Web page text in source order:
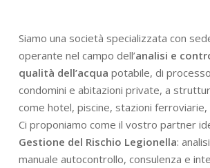
Siamo una società specializzata con
operante nel campo dell’analisi e
qualità dell’acqua potabile, di
condomini e abitazioni private, a
come hotel, piscine, stazioni
Ci proponiamo come il vostro partner
Gestione del Rischio Legionella:
manuale autocontrollo, consulenza e